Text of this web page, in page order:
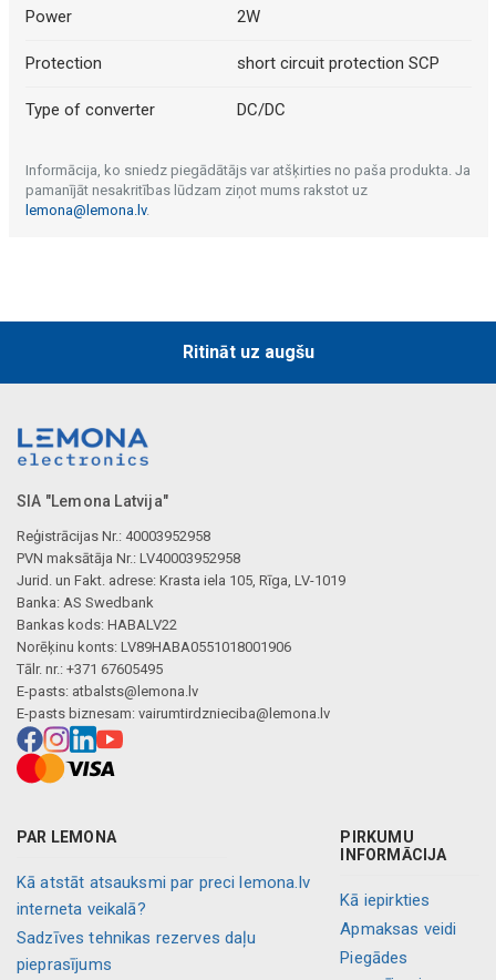
Power 2W
Protection short circuit protection SCP
Type of converter DC/DC
Informācija, ko sniedz piegādātājs var atšķirties no paša produkta. Ja
pamanījāt nesakritības lūdzam ziņot mums rakstot uz
lemona@lemona.lv.
Ritināt uz augšu
SIA "Lemona Latvija"
Reģistrācijas Nr.: 40003952958
PVN maksātāja Nr.: LV40003952958
Jurid. un Fakt. adrese: Krasta iela 105, Rīga, LV-1019
Banka: AS Swedbank
Bankas kods: HABALV22
Norēķinu konts: LV89HABA0551018001906
Tālr. nr.: +371 67605495
E-pasts: atbalsts@lemona.lv
E-pasts biznesam: vairumtirdznieciba@lemona.lv
PAR LEMONA
Kā atstāt atsauksmi par preci lemona.lv
interneta veikalā?
Sadzīves tehnikas rezerves daļu
pieprasījums
PIRKUMU
INFORMĀCIJA
Kā iepirkties
Apmaksas veidi
Piegādes